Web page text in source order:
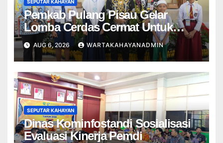
SEPUTAR KAHAYAN
Pemkab Pulang Pisau Gelar
Lomba Cerdas Cermat Untuk
Pelajar
AUG 6, 2026 WARTAKAHAYANADMIN
SEPUTAR KAHAYAN
Dinas Kominfostandi Sosialisasi
Evaluasi Kinerja Pemdi